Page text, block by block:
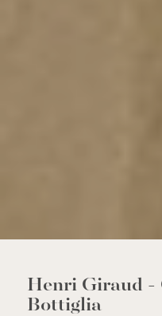
Henri Giraud -
Bottiglia